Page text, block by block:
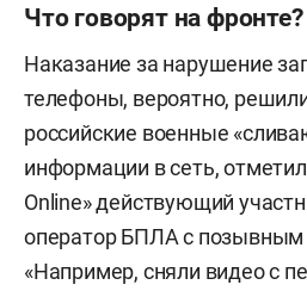
Что говорят на фронте?
Наказание за нарушение
телефоны, вероятно,
российские военные
информации в сеть,
Online» действующий
оператор БПЛА с позывным
«Например, сняли видео с